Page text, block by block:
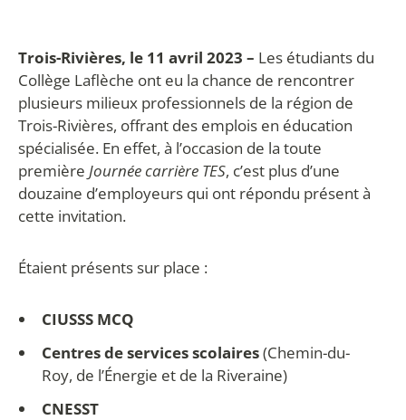
Trois-Rivières, le 11 avril 2023 – Les étudiants du
Collège Laflèche ont eu la chance de rencontrer
plusieurs milieux professionnels de la région de
Trois-Rivières, offrant des emplois en éducation
spécialisée. En effet, à l’occasion de la toute
première Journée carrière TES, c’est plus d’une
douzaine d’employeurs qui ont répondu présent à
cette invitation.
Étaient présents sur place :
CIUSSS MCQ
Centres de services scolaires(Chemin-du-
Roy, de l’Énergie et de la Riveraine)
CNESST